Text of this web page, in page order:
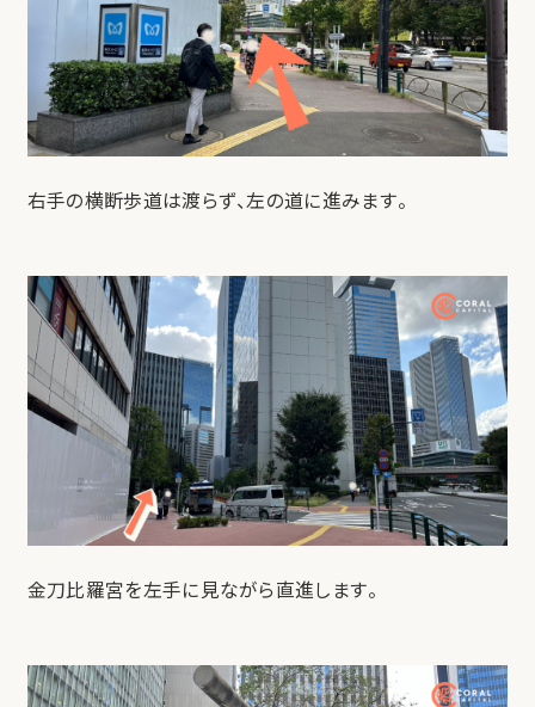
右手の横断歩道は渡らず、左の道に進みます。
金刀比羅宮を左手に見ながら直進します。